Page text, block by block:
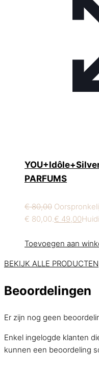
PARFUMS
€80,00
€ 80,00. € 49,00
Toevoegen aan
BEKIJK ALLE PRODUCTEN
Beoordelingen
Er zijn nog geen
Enkel ingelogde klanten
kunnen een beoordeling